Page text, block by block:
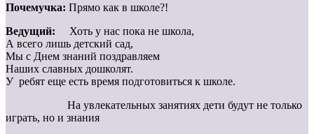
Почемучка: Прямо как в школе?!
Ведущий: Хоть у нас пока не школа,
А всего лишь детский сад,
Мы с Днем знаний поздравляем
Наших славных дошколят.
У ребят еще есть время подготовиться к школе.
На увлекательных занятиях дети будут не только
играть, но и знания